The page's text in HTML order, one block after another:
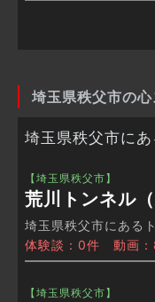
埼玉県秩父市の
埼玉県秩父市にあ
【埼玉県秩父市】
荒川トンネル
埼玉県秩父市にある
体験談：0件 動画：
【埼玉県秩父市】